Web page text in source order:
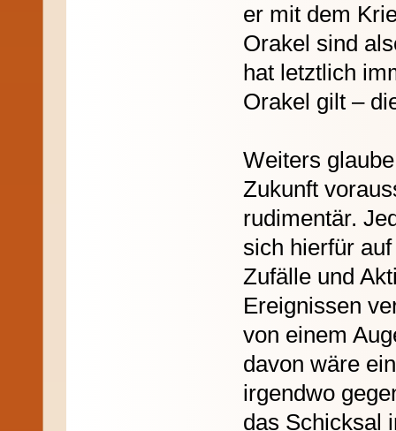
er mit dem
Orakel sind
hat letztlich
Orakel gilt –
Weiters
Zukunft
rudimentär.
sich hierfür
Zufälle und
Ereignissen
von einem
davon wäre
irgendwo
das Schicksal